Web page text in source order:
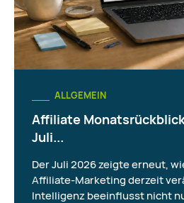
ALLGEMEIN
Affiliate
Juli...
Der Juli 2026 zeigte erneut,
Affiliate-Marketing derzeit
Intelligenz beeinflusst nicht